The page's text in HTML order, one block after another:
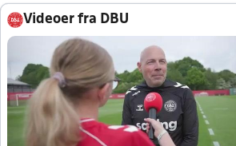
Videoer fra DBU